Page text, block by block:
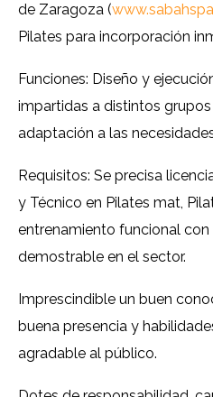
de Zaragoza (
Pilates para incorporación
Funciones: Diseño y
impartidas a distintos
adaptación a las
Requisitos: Se precisa
y Técnico en Pilates mat,
entrenamiento funcional con
demostrable en el sector.
Imprescindible un buen
buena presencia y
agradable al público.